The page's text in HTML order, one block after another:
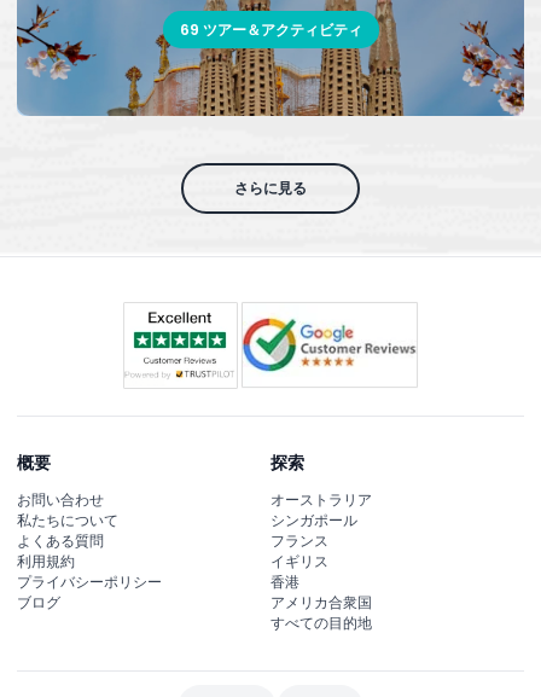
69 ツアー＆アクティビティ
さらに見る
概要
お問い合わせ
私たちについて
よくある質問
利用規約
プライバシーポリシー
ブログ
探索
オーストラリア
シンガポール
フランス
イギリス
香港
アメリカ合衆国
すべての目的地